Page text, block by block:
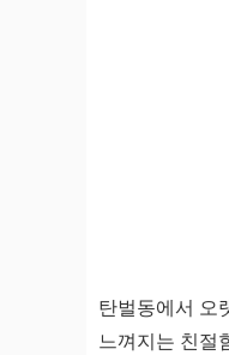
탄벌동에서 오
느껴지는 친절